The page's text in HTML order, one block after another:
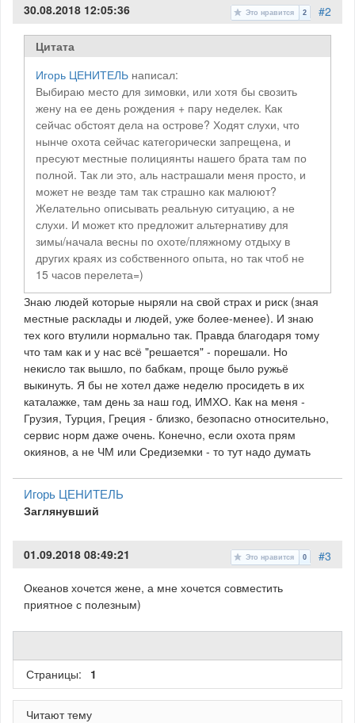
#2
Это нравится 2
30.08.2018 12:05:36
Цитата
Игорь ЦЕНИТЕЛЬ написал:
Выбираю место для зимовки, или хотя бы свозить
жену на ее день рождения + пару неделек. Как
сейчас обстоят дела на острове? Ходят слухи, что
нынче охота сейчас категорически запрещена, и
пресуют местные полициянты нашего брата там по
полной. Так ли это, аль настрашали меня просто, и
может не везде там так страшно как малюют?
Желательно описывать реальную ситуацию, а не
слухи. И может кто предложит альтернативу для
зимы/начала весны по охоте/пляжному отдыху в
других краях из собственного опыта, но так чтоб не
15 часов перелета=)
Знаю людей которые ныряли на свой страх и риск (зная
местные расклады и людей, уже более-менее). И знаю
тех кого втулили нормально так. Правда благодаря тому
что там как и у нас всё "решается" - порешали. Но
некисло так вышло, по бабкам, проще было ружьё
выкинуть. Я бы не хотел даже неделю просидеть в их
каталажке, там день за наш год, ИМХО. Как на меня -
Грузия, Турция, Греция - близко, безопасно относительно,
сервис норм даже очень. Конечно, если охота прям
окиянов, а не ЧМ или Средиземки - то тут надо думать
Игорь ЦЕНИТЕЛЬ
Заглянувший
#3
Это нравится 0
01.09.2018 08:49:21
Океанов хочется жене, а мне хочется совместить
приятное с полезным)
Страницы: 1
Читают тему